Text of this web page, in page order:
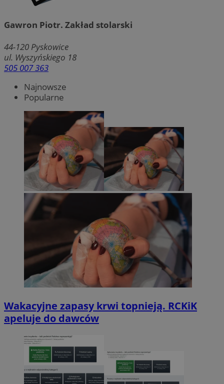
Gawron Piotr. Zakład stolarski
44-120 Pyskowice
ul. Wyszyńskiego 18
505 007 363
Najnowsze
Popularne
Wakacyjne zapasy krwi topnieją. RCKiK
apeluje do dawców